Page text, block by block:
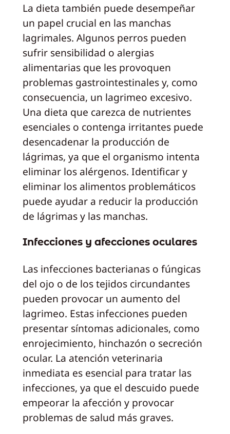
La dieta también puede desempeñar
un papel crucial en las manchas
lagrimales. Algunos perros pueden
sufrir sensibilidad o alergias
alimentarias que les provoquen
problemas gastrointestinales y, como
consecuencia, un lagrimeo excesivo.
Una dieta que carezca de nutrientes
esenciales o contenga irritantes puede
desencadenar la producción de
lágrimas, ya que el organismo intenta
eliminar los alérgenos. Identificar y
eliminar los alimentos problemáticos
puede ayudar a reducir la producción
de lágrimas y las manchas.
Infecciones y afecciones oculares
Las infecciones bacterianas o fúngicas
del ojo o de los tejidos circundantes
pueden provocar un aumento del
lagrimeo. Estas infecciones pueden
presentar síntomas adicionales, como
enrojecimiento, hinchazón o secreción
ocular. La atención veterinaria
inmediata es esencial para tratar las
infecciones, ya que el descuido puede
empeorar la afección y provocar
problemas de salud más graves.